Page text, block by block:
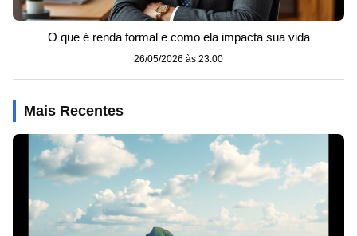
O que é renda formal e como ela impacta sua vida
26/05/2026 às 23:00
Mais Recentes